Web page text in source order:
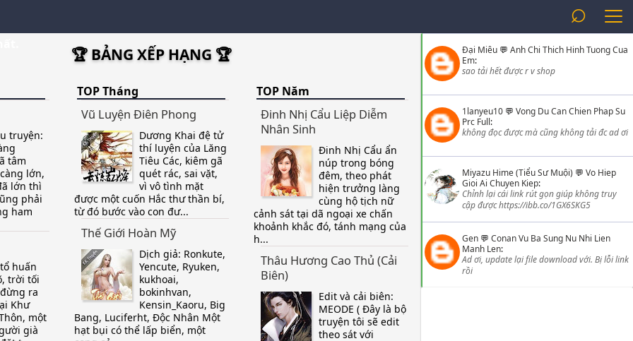
⌕
🏆 BẢNG XẾP HẠNG 🏆
truyện:
tâm
lớn,
lớn thì
phải
ham
huấn
trời tối
ra
Khư
một
già
TOP Tháng
Vũ Luyện Điên Phong
Dương Khai đệ tử
thí luyện của Lăng
Tiêu Các, kiêm gã
quét rác, sai vặt,
vì vô tình mặt
được một cuốn Hắc thư thần bí,
từ đó bước vào con đư...
Thế Giới Hoàn Mỹ
Dịch giả: Ronkute,
Yencute, Ryuken,
kukhoai,
bokinhvan,
Kensin_Kaoru, Big
Bang, Luciferht, Độc Nhân Một
hạt bụi có thể lấp biển, một
TOP Năm
Đinh Nhị Cẩu Liệp Diễm
Nhân Sinh
Đinh Nhị Cẩu ẩn
núp trong bóng
đêm, theo phát
hiện trưởng làng
cùng hộ tịch nữ
cảnh sát tại dã ngoại xe chấn
khoảnh khắc đó, tánh mạng của
h...
Thâu Hương Cao Thủ (Cải
Biên)
Edit và cải biên:
MEODE ( Đây là bộ
truyện tôi sẽ edit
theo sát với
Đại Miêu 💬 Anh Chi Thich Hinh Tuong Cua
Em:
sao tải hết được r v shop
1lanyeu10 💬 Vong Du Can Chien Phap Su
Prc Full:
không đọc được mà cũng không tải đc ad ơi
Miyazu Hime (Tiểu Sư Muội) 💬 Vo Hiep
Gioi Ai Chuyen Kiep:
Chỉnh lại cái link rút gọn giúp không truy
cập được https://ibb.co/1GX6SKG5
Gen 💬 Conan Vu Ba Sung Nu Nhi Lien
Manh Len:
Ad ơi, update lại file download với. Bị lỗi link
rồi